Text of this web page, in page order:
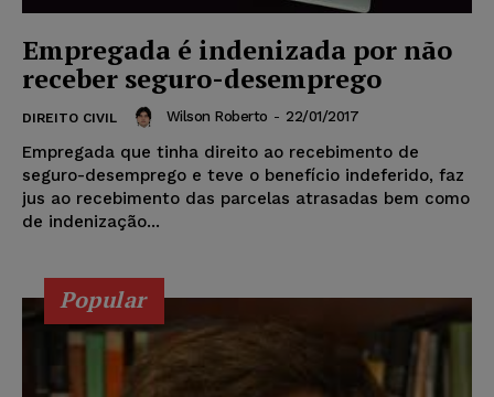
Empregada é indenizada por não
receber seguro-desemprego
DIREITO CIVIL Wilson Roberto - 22/01/2017
Empregada que tinha direito ao recebimento de
seguro-desemprego e teve o benefício indeferido, faz
jus ao recebimento das parcelas atrasadas bem como
de indenização...
Popular